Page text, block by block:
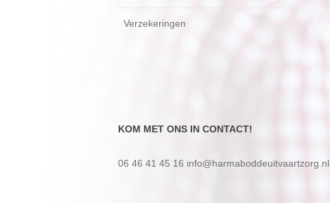
Verzekeringen
KOM MET ONS IN CONTACT!
06 46 41 45 16 info@harmaboddeuitvaartzorg.nl